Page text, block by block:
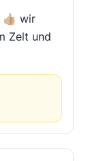
wir
Zelt und